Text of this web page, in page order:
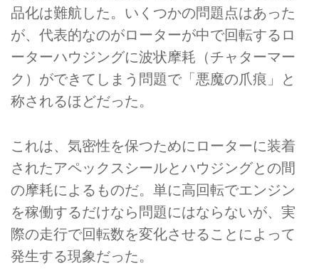
品化は難航した。いくつかの問題点はあった
が、代表的なのがローターが中で回転するロ
ーターハウジングに波状摩耗（チャターマー
ク）ができてしまう問題で「悪魔の爪痕」と
称されるほどだった。
これは、気密性を保つためにローターに装着
されたアペックスシールとハウジングとの間
の摩耗によるものだ。単に高回転でエンジン
を稼働するだけなら問題にはならないが、実
際の走行で回転数を変化させることによって
発生する現象だった。